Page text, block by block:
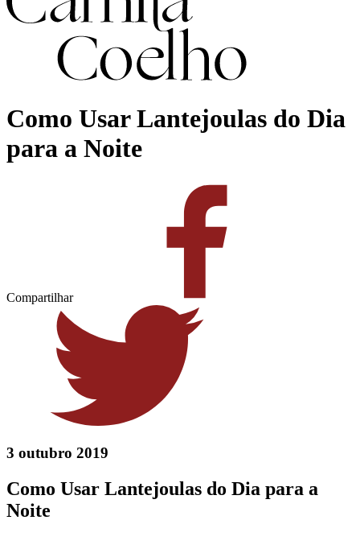
Como Usar Lantejoulas do Dia
para a Noite
Compartilhar
3 outubro 2019
Como Usar Lantejoulas do Dia para a
Noite